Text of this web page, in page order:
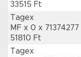
33515 Ft
Tagex
MF x 0 x 71374277
51810 Ft
Tagex